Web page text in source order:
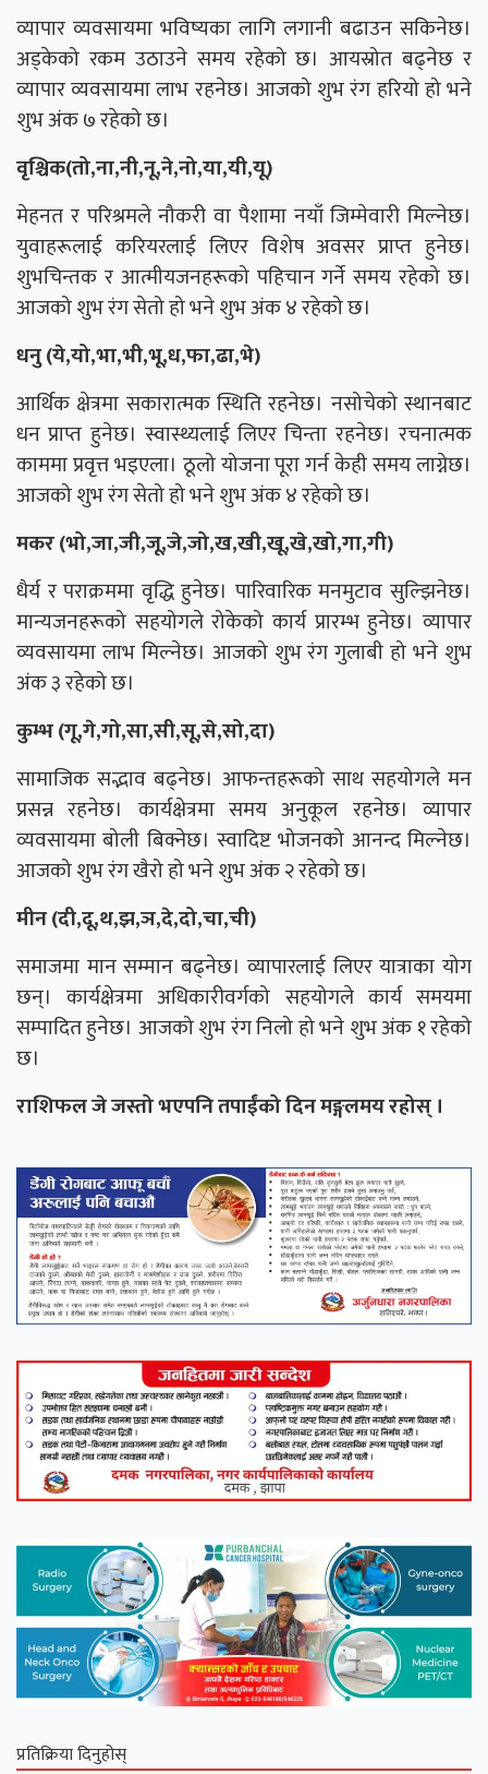
व्यापार व्यवसायमा भविष्यका लागि लगानी बढाउन सकिनेछ।
अड्केको रकम उठाउने समय रहेको छ। आयस्रोत बढ्नेछ र
व्यापार व्यवसायमा लाभ रहनेछ। आजको शुभ रंग हरियो हो भने
शुभ अंक ७ रहेको छ।
वृश्चिक(तो,ना,नी,नू,ने,नो,या,यी,यू)
मेहनत र परिश्रमले नौकरी वा पैशामा नयाँ जिम्मेवारी मिल्नेछ।
युवाहरूलाई करियरलाई लिएर विशेष अवसर प्राप्त हुनेछ।
शुभचिन्तक र आत्मीयजनहरूको पहिचान गर्ने समय रहेको छ।
आजको शुभ रंग सेतो हो भने शुभ अंक ४ रहेको छ।
धनु (ये,यो,भा,भी,भू,ध,फा,ढा,भे)
आर्थिक क्षेत्रमा सकारात्मक स्थिति रहनेछ। नसोचेको स्थानबाट
धन प्राप्त हुनेछ। स्वास्थ्यलाई लिएर चिन्ता रहनेछ। रचनात्मक
काममा प्रवृत्त भइएला। ठूलो योजना पूरा गर्न केही समय लाग्नेछ।
आजको शुभ रंग सेतो हो भने शुभ अंक ४ रहेको छ।
मकर (भो,जा,जी,जू,जे,जो,ख,खी,खू,खे,खो,गा,गी)
धैर्य र पराक्रममा वृद्धि हुनेछ। पारिवारिक मनमुटाव सुल्झिनेछ।
मान्यजनहरूको सहयोगले रोकेको कार्य प्रारम्भ हुनेछ। व्यापार
व्यवसायमा लाभ मिल्नेछ। आजको शुभ रंग गुलाबी हो भने शुभ
अंक ३ रहेको छ।
कुम्भ (गू,गे,गो,सा,सी,सू,से,सो,दा)
सामाजिक सद्भाव बढ्नेछ। आफन्तहरूको साथ सहयोगले मन
प्रसन्न रहनेछ। कार्यक्षेत्रमा समय अनुकूल रहनेछ। व्यापार
व्यवसायमा बोली बिक्नेछ। स्वादिष्ट भोजनको आनन्द मिल्नेछ।
आजको शुभ रंग खैरो हो भने शुभ अंक २ रहेको छ।
मीन (दी,दू,थ,झ,ञ,दे,दो,चा,ची)
समाजमा मान सम्मान बढ्नेछ। व्यापारलाई लिएर यात्राका योग
छन्। कार्यक्षेत्रमा अधिकारीवर्गको सहयोगले कार्य समयमा
सम्पादित हुनेछ। आजको शुभ रंग निलो हो भने शुभ अंक १ रहेको
छ।
राशिफल जे जस्तो भएपनि तपाईंको दिन मङ्गलमय रहोस् ।
प्रतिक्रिया दिनुहोस्